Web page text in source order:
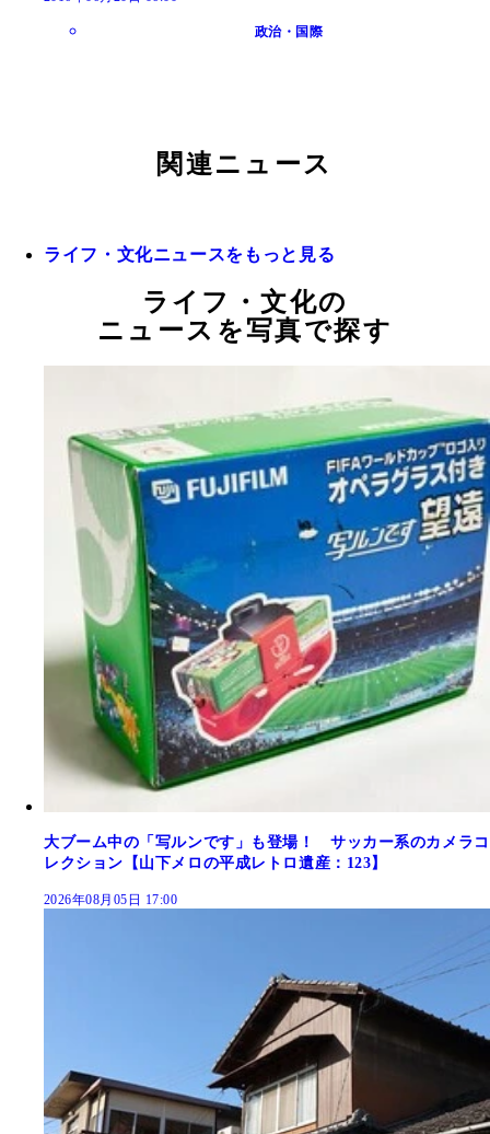
政治・国際
関連ニュース
ライフ・文化ニュースをもっと見る
ライフ・文化の
ニュースを写真で探す
大ブーム中の「写ルンです」も登場！ サッカー系のカメラコ
レクション【山下メロの平成レトロ遺産：123】
2026年08月05日 17:00